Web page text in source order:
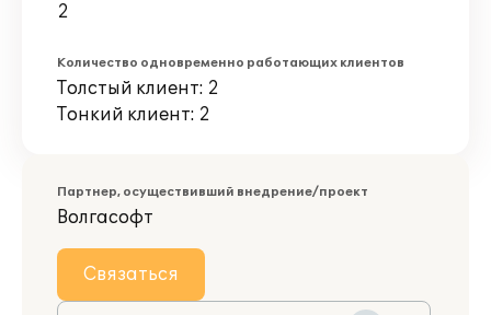
2
Количество одновременно работающих клиентов
Толстый клиент: 2
Тонкий клиент: 2
Партнер, осуществивший внедрение/проект
Волгасофт
Связаться